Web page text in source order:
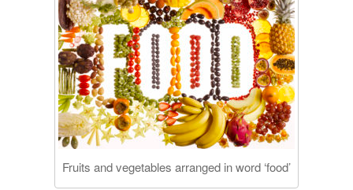
Fruits and vegetables arranged in word ‘food’